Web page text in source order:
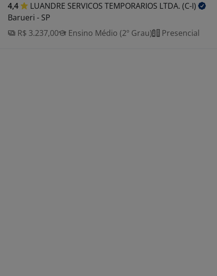
4,4 LUANDRE SERVICOS TEMPORARIOS LTDA. (C-I)
Barueri - SP
R$ 3.237,00
Ensino Médio (2º Grau) Presencial